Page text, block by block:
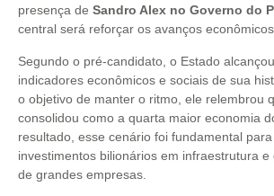
presença de Sandro Alex no Governo do
central será reforçar os avanços
Segundo o pré-candidato, o Estado
indicadores econômicos e sociais de sua
o objetivo de manter o ritmo, ele relembrou
consolidou como a quarta maior economia
resultado, esse cenário foi fundamental
investimentos bilionários em infraestrutura
de grandes empresas.